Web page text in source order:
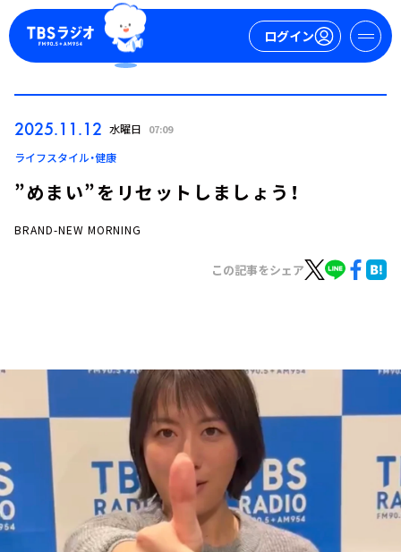
ログイン
ログイン
トピックス
TBS Podcast
イベント・グッズ
会社情報
2025.11.12 水曜日 07:09
ライフスタイル・健康
”めまい”をリセットしましょう！
BRAND-NEW MORNING
この記事をシェア